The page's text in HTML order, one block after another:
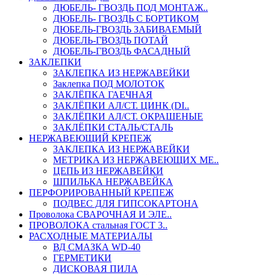
ДЮБЕЛЬ- ГВОЗДЬ ПОД МОНТАЖ..
ДЮБЕЛЬ- ГВОЗДЬ С БОРТИКОМ
ДЮБЕЛЬ-ГВОЗДЬ ЗАБИВАЕМЫЙ
ДЮБЕЛЬ-ГВОЗДЬ ПОТАЙ
ДЮБЕЛЬ-ГВОЗДЬ ФАСАДНЫЙ
ЗАКЛЕПКИ
ЗАКЛЕПКА ИЗ НЕРЖАВЕЙКИ
Заклепка ПОД МОЛОТОК
ЗАКЛЁПКА ГАЕЧНАЯ
ЗАКЛЁПКИ АЛ/СТ. ЦИНК (DI..
ЗАКЛЁПКИ АЛ/СТ. ОКРАШЕНЫЕ
ЗАКЛЁПКИ СТАЛЬ/СТАЛЬ
НЕРЖАВЕЮЩИЙ КРЕПЕЖ
ЗАКЛЕПКА ИЗ НЕРЖАВЕЙКИ
МЕТРИКА ИЗ НЕРЖАВЕЮЩИХ МЕ..
ЦЕПЬ ИЗ НЕРЖАВЕЙКИ
ШПИЛЬКА НЕРЖАВЕЙКА
ПЕРФОРИРОВАННЫЙ КРЕПЕЖ
ПОДВЕС ДЛЯ ГИПСОКАРТОНА
Проволока СВАРОЧНАЯ И ЭЛЕ..
ПРОВОЛОКА стальная ГОСТ 3..
РАСХОДНЫЕ МАТЕРИАЛЫ
ВД СМАЗКА WD-40
ГЕРМЕТИКИ
ДИСКОВАЯ ПИЛА